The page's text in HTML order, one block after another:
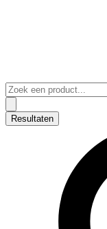
Search
...
Resultaten